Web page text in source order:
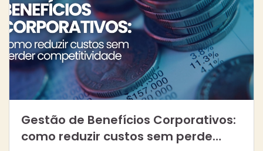
Gestão de Benefícios Corporativos:
como reduzir custos sem perde…